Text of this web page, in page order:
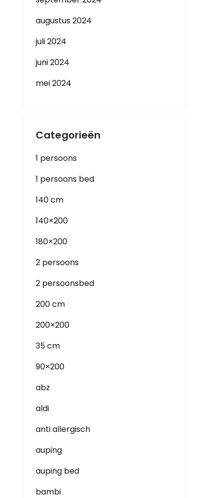
augustus 2024
juli 2024
juni 2024
mei 2024
Categorieën
1 persoons
1 persoons bed
140 cm
140×200
180×200
2 persoons
2 persoonsbed
200 cm
200×200
35 cm
90×200
abz
aldi
anti allergisch
auping
auping bed
bambi